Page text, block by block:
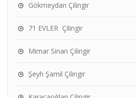
Gökmeydan Çilingir
71 EVLER Çilingir
Mimar Sinan Çilingir
Şeyh Şamil Çilingir